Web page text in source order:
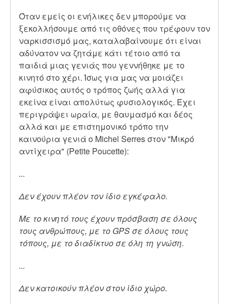
Όταν εμείς οι ενήλικες δεν μπορούμε να
ξεκολλήσουμε από τις οθόνες που τρέφουν τον
ναρκισσισμό μας, καταλαβαίνουμε ότι είναι
αδύνατον να ζητάμε κάτι τέτοιο από τα
παιδιά μιας γενιάς που γεννήθηκε με το
κινητό στο χέρι. Ίσως για μας να μοιάζει
αφύσικος αυτός ο τρόπος ζωής αλλά για
εκείνα είναι απολύτως φυσιολογικός. Έχει
περιγράψει ωραία, με θαυμασμό και δέος
αλλά και με επιστημονικό τρόπο την
καινούρια γενιά ο Michel Serres στον "Μικρό
αντίχειρα" (Petite Poucette):
...
Δεν έχουν πλέον τον ίδιο εγκέφαλο.
Με το κινητό τους έχουν πρόσβαση σε όλους
τους ανθρώπους, με το GPS σε όλους τους
τόπους, με το διαδίκτυο σε όλη τη γνώση.
...
Δεν κατοικούν πλέον στον ίδιο χώρο.